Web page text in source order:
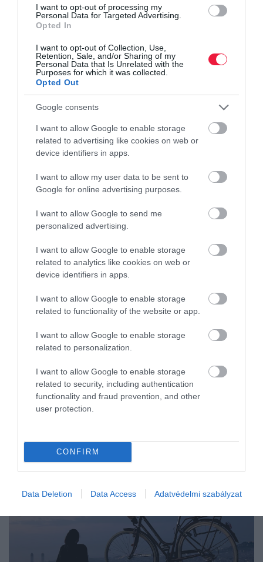
I want to opt-out of processing my
Personal Data for Targeted Advertising.
Opted In
I want to opt-out of Collection, Use,
Retention, Sale, and/or Sharing of my
Personal Data that Is Unrelated with the
Purposes for which it was collected.
Opted Out
Google consents
I want to allow Google to enable storage
related to advertising like cookies on web or
device identifiers in apps.
I want to allow my user data to be sent to
Google for online advertising purposes.
I want to allow Google to send me
personalized advertising.
I want to allow Google to enable storage
related to analytics like cookies on web or
device identifiers in apps.
I want to allow Google to enable storage
related to functionality of the website or app.
I want to allow Google to enable storage
related to personalization.
I want to allow Google to enable storage
related to security, including authentication
functionality and fraud prevention, and other
user protection.
CONFIRM
Data Deletion Data Access Adatvédelmi szabályzat
A mesterséges intelligencia (AI) egyre több feladatot képes
automatizálni, ezért sok munkavállaló attól tart, hogy előbb-utóbb
a saját állását is veszélyezteti. Andrea Wasserman vezetői
karriercoach…